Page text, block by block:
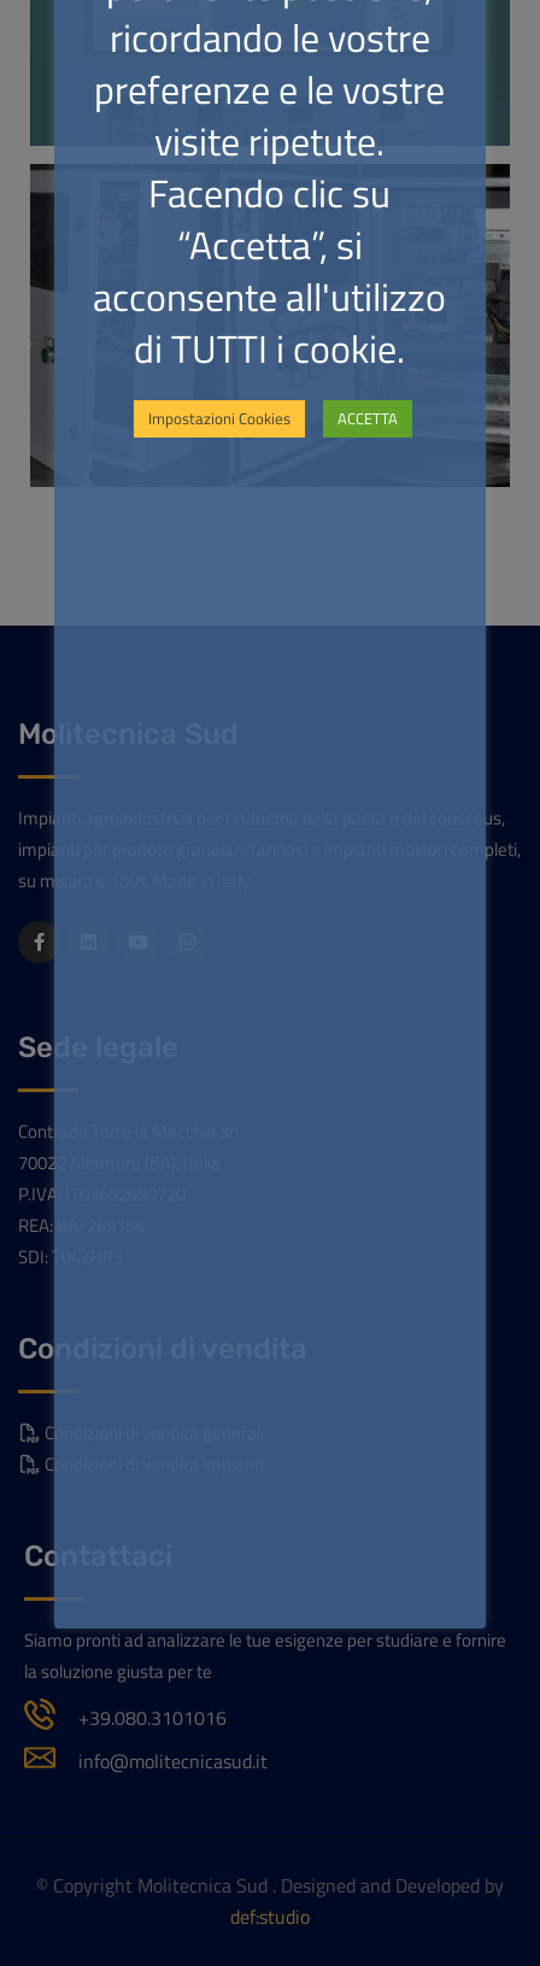
Molitecnica Sud
Impianti agroindustriali per l'industria della pasta e del couscous,
impianti per prodotti granulari/farinosi e impianti molitori completi,
su misura e 100% Made in Italy
Sede legale
Contrada Torre la Macchia sn
70022 Altamura (BA), Italia
P.IVA: IT03662690720
REA: BA-269154
SDI: T04ZHR3
Condizioni di vendita
Condizioni di vendita generali
Condizioni di vendita impianti
Contattaci
Siamo pronti ad analizzare le tue esigenze per studiare e fornire
la soluzione giusta per te
+39.080.3101016
info@molitecnicasud.it
© Copyright Molitecnica Sud . Designed and Developed by
def:studio
ricordando le vostre
preferenze e le vostre
visite ripetute.
Facendo clic su
“Accetta”, si
acconsente all'utilizzo
di TUTTI i cookie.
Impostazioni Cookies ACCETTA